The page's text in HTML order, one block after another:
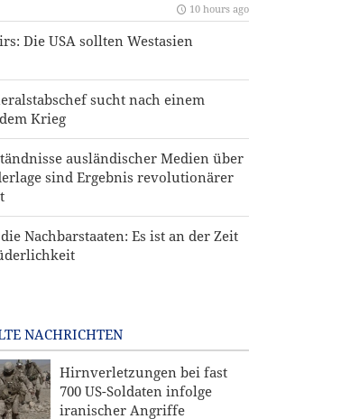
10 hours ago
Die USA sollten Westasien
sucht nach einem
Krieg
ausländischer Medien über
sind Ergebnis revolutionärer
Nachbarstaaten: Es ist an der Zeit
NACHRICHTEN
Hirnverletzungen bei fast
700 US-Soldaten infolge
iranischer Angriffe